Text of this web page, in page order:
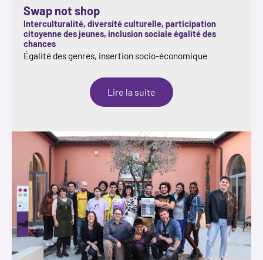
Swap not shop
Interculturalité, diversité culturelle, participation
citoyenne des jeunes, inclusion sociale égalité des
chances
Égalité des genres, insertion socio-économique
Lire la suite
Swap
not